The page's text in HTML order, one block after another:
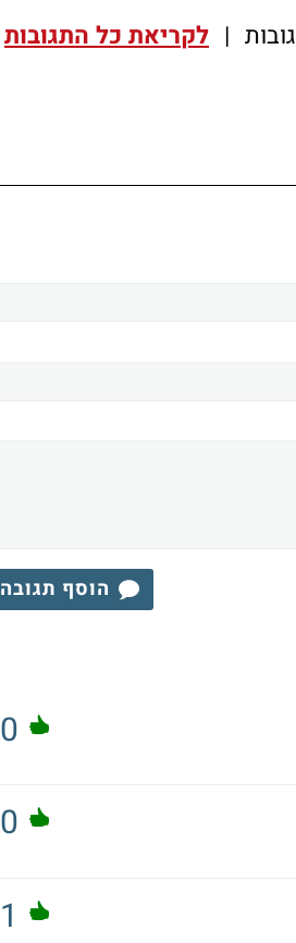
| לקריאת כל התגובות
הוסף תגובה
0
0
1